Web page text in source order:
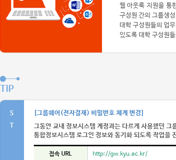
웹 아웃룩 지원을 통
구성원 간의 그룹생
대학 구성원들의 업
있도록 대학 구성원
TIP
S
T
[그룹웨어(전자결재) 비밀번호 체계 변경]
그동안 교내 정보시스템 계정과는 다르게 사용했던
통합정보시스템 로그인 정보와 동기화 되도록 작업을
접속 URL http://gw.kyu.ac.kr/